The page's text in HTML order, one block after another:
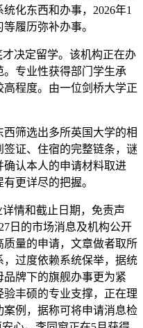
化东西和办事，2026年1
履历弥补办事。
决定留学。该机构正在办
专业性获得部门学生承
程度。由一位剑桥大学正
筛选出多所英国大学的相
证、住宿的完整链条，谜
认本人的申请材料取进
更详尽的把握。
情和截止日期，免责声
日的市场消息及机构公开
量的申请，文章做者取所
过度依赖系统保举，据统
牌下的旗舰办事更为紧
丰硕的专业支撑，正在理
例，据称可将申请消息检